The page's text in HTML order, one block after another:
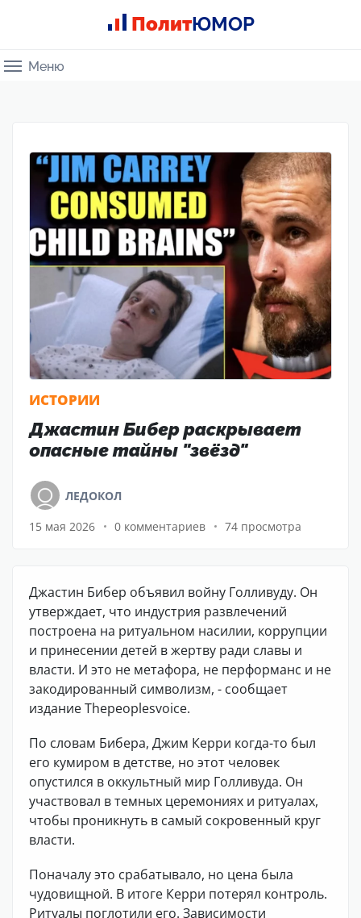
ПолитЮМОР
Меню
ИСТОРИИ
Джастин Бибер раскрывает
опасные тайны "звёзд"
ЛЕДОКОЛ
15 мая 2026
0 комментариев 74 просмотра
Джастин Бибер объявил войну Голливуду. Он
утверждает, что индустрия развлечений
построена на ритуальном насилии, коррупции
и принесении детей в жертву ради славы и
власти. И это не метафора, не перформанс и не
закодированный символизм, - сообщает
издание Thepeoplesvoice.
По словам Бибера, Джим Керри когда-то был
его кумиром в детстве, но этот человек
опустился в оккультный мир Голливуда. Он
участвовал в темных церемониях и ритуалах,
чтобы проникнуть в самый сокровенный круг
власти.
Поначалу это срабатывало, но цена была
чудовищной. В итоге Керри потерял контроль.
Ритуалы поглотили его. Зависимости